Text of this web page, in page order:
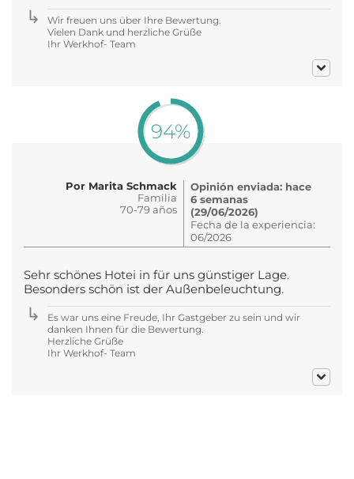
Wir freuen uns über Ihre Bewertung.
Vielen Dank und herzliche Grüße
Ihr Werkhof- Team
94%
Por Marita Schmack
Familia
70-79 años
Opinión enviada: hace
6 semanas
(29/06/2026)
Fecha de la experiencia:
06/2026
Sehr schönes Hotei in für uns günstiger Lage.
Besonders schön ist der Außenbeleuchtung.
Es war uns eine Freude, Ihr Gastgeber zu sein und wir
danken Ihnen für die Bewertung.
Herzliche Grüße
Ihr Werkhof- Team